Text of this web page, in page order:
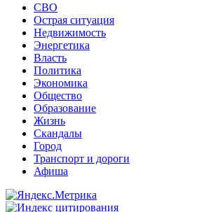
СВО
Острая ситуация
Недвижимость
Энергетика
Власть
Политика
Экономика
Общество
Образование
Жизнь
Скандалы
Город
Транспорт и дороги
Афиша